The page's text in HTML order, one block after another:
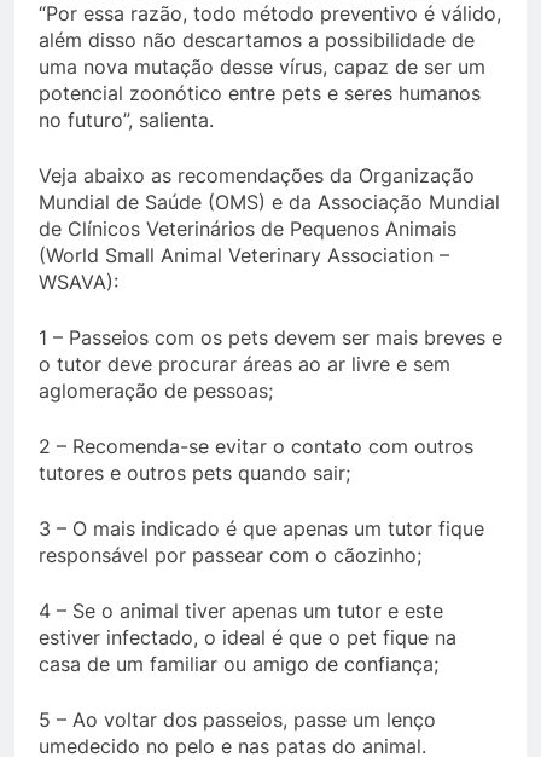
“Por essa razão, todo método preventivo é válido,
além disso não descartamos a possibilidade de
uma nova mutação desse vírus, capaz de ser um
potencial zoonótico entre pets e seres humanos
no futuro”, salienta.
Veja abaixo as recomendações da Organização
Mundial de Saúde (OMS) e da Associação Mundial
de Clínicos Veterinários de Pequenos Animais
(World Small Animal Veterinary Association –
WSAVA):
1 – Passeios com os pets devem ser mais breves e
o tutor deve procurar áreas ao ar livre e sem
aglomeração de pessoas;
2 – Recomenda-se evitar o contato com outros
tutores e outros pets quando sair;
3 – O mais indicado é que apenas um tutor fique
responsável por passear com o cãozinho;
4 – Se o animal tiver apenas um tutor e este
estiver infectado, o ideal é que o pet fique na
casa de um familiar ou amigo de confiança;
5 – Ao voltar dos passeios, passe um lenço
umedecido no pelo e nas patas do animal.